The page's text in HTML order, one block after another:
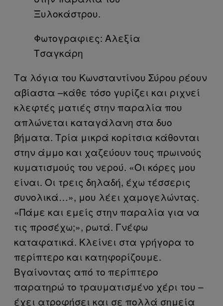
Φωτογραφιες: Αλεξία
Τσαγκάρη
Τα λόγια του Κωνσταντίνου Σύρου ρέουν
αβίαστα –κάθε τόσο γυρίζει και ριχνεί
κλεφτές ματιές στην παραλία που
απλώνεται καταγάλανη στα δυο
βήματα. Τρία μικρά κορίτσια κάθονται
στην άμμο και χαζεύουν τους πρωινούς
κυματισμούς του νερού. «Οι κόρες μου
είναι. Οι τρεις δηλαδή, έχω τέσσερις
συνολικά…», μου λέει χαμογελώντας.
«Πάμε και εμείς στην παραλία για να
τις προσέχω;», ρωτά. Γνέφω
καταφατικά. Κλείνει στα γρήγορα το
περίπτερο και κατηφορίζουμε.
Βγαίνοντας από το περίπτερο
παρατηρώ το τραυματισμένο χέρι του –
έχει ατροφήσει και σε πολλά σημεία